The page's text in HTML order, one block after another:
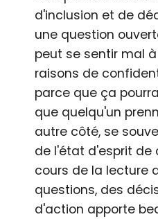
d'inclusion et de
une question
peut se sentir mal
raisons de
parce que ça
que quelqu'un
autre côté, se
de l'état d'esprit de
cours de la lecture
questions, des
d'action apporte